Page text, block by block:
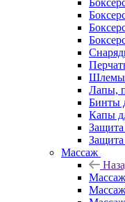
Шлемы
Лапы,
Бинты
Капы
Защита
Массаж
Массаж